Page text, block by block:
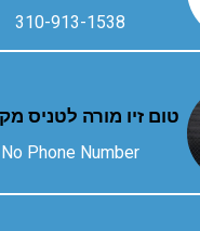
310-913-1538
טום זיו מורה לטניס
No Phone Number